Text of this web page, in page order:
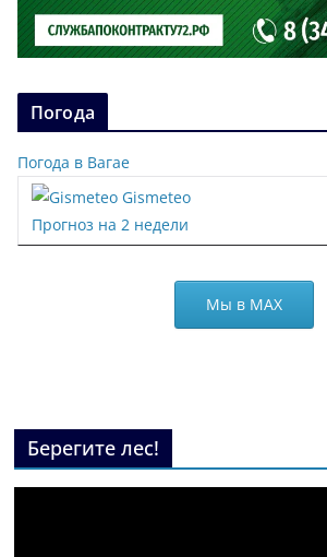
Погода
Погода в Вагае
Gismeteo
Прогноз на 2 недели
Мы в МАХ
Берегите лес!